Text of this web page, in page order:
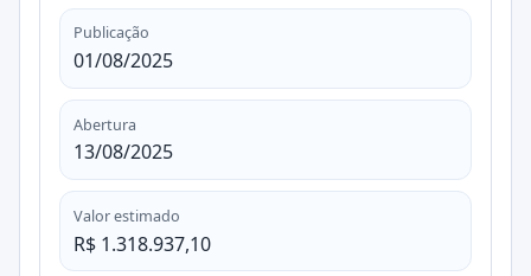
Publicação
01/08/2025
Abertura
13/08/2025
Valor estimado
R$ 1.318.937,10